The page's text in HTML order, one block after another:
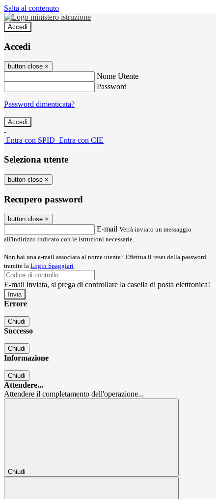
Salta al contenuto
Accedi
Accedi
button close ×
Nome Utente
Password
Password dimenticata?
-
Entra con SPID Entra con CIE
Seleziona utente
button close ×
Recupero password
button close ×
E-mail Verrà inviato un messaggio
all'indirizzo indicato con le istruzioni necessarie.
Non hai una e-mail associata al nome utente? Effettua il reset della password
tramite la Login Spaggiari
E-mail inviata, si prega di controllare la casella di posta elettronica!
Errore
Chiudi
Successo
Chiudi
Informazione
Chiudi
Attendere...
Attendere il completamento dell'operazione...
Chiudi